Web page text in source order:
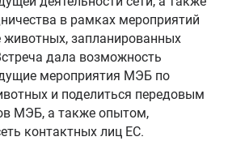
в рамках мероприятий
животных, запланированных
дала возможность
мероприятия МЭБ по
и поделиться передовым
МЭБ, а также опытом,
контактных лиц ЕС.